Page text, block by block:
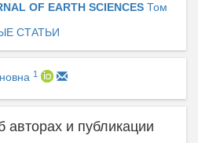
OF EARTH SCIENCES Том
СТАТЬИ
1
и публикации